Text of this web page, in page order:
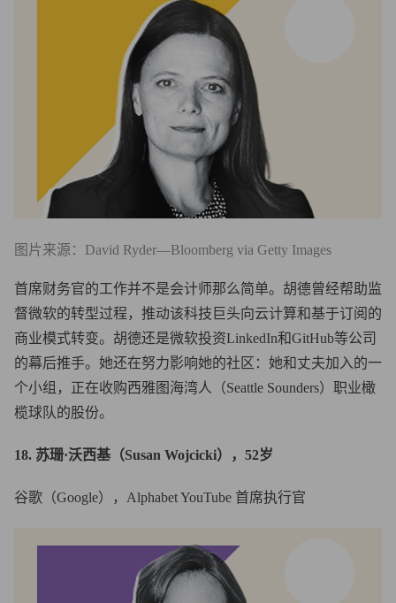
图片来源：David Ryder—Bloomberg via Getty Images
首席财务官的工作并不是会计师那么简单。胡德曾经帮助监
督微软的转型过程，推动该科技巨头向云计算和基于订阅的
商业模式转变。胡德还是微软投资LinkedIn和GitHub等公司
的幕后推手。她还在努力影响她的社区：她和丈夫加入的一
个小组，正在收购西雅图海湾人（Seattle Sounders）职业橄
榄球队的股份。
18. 苏珊·沃西基（Susan Wojcicki），52岁
谷歌（Google），Alphabet YouTube 首席执行官